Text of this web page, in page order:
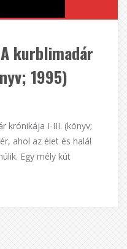
kurblimadár
1995)
krónikája I-III. (könyv;
ahol az élet és halál
Egy mély kút